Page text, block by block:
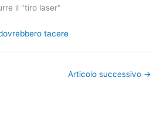
il "tiro laser"
tacere
Articolo successivo →